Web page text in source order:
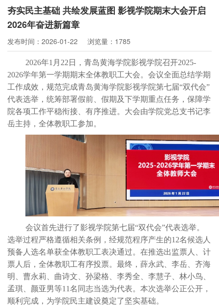
夯实民主基础 共绘发展蓝图 影视学院期末大会开启
2026年奋进新篇章
发布时间：2026-01-22 浏览量：1785
2026年1月22日，青岛黄海学院影视学院召开2025-
2026学年第一学期期末全体教职工大会。会议全面总结学期
工作成效，规范完成青岛黄海学院影视学院第七届“双代会”
代表选举，统筹部署假前、假期及下学期重点任务，保障学
院各项工作平稳衔接、有序推进。大会由学院党总支书记李
岳主持，全体教职工参加。
会议首先进行了影视学院第七届“双代会”代表选举。
选举过程严格遵循相关条例，经规范程序产生的12名候选人
预备人选名单获全体教职工表决通过。在推选出监票人、计
票人后，全体教职工有序投票。最终，薛永武
李岳、齐海
明、曹永莉、曲诗文、孙梁格、李秀全、李慧子、林小鸟、
孟琪、颜亚男等11名同志当选为代表。本次选举公正公开，
顺利完成，为学院民主建设奠定了坚实基础。